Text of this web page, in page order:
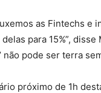
as Fintechs e
para 15%”,
não pode ser terra
próximo de 1h